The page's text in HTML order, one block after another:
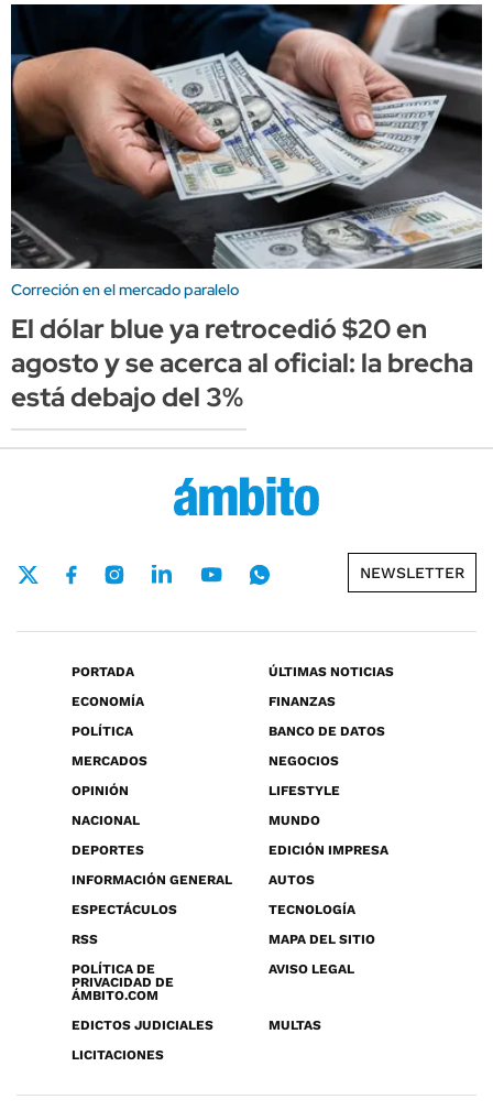
Correción en el mercado paralelo
El dólar blue ya retrocedió $20 en
agosto y se acerca al oficial: la brecha
está debajo del 3%
NEWSLETTER
PORTADA
ÚLTIMAS NOTICIAS
ECONOMÍA
FINANZAS
POLÍTICA
BANCO DE DATOS
MERCADOS
NEGOCIOS
OPINIÓN
LIFESTYLE
NACIONAL
MUNDO
DEPORTES
EDICIÓN IMPRESA
INFORMACIÓN GENERAL
AUTOS
ESPECTÁCULOS
TECNOLOGÍA
RSS
MAPA DEL SITIO
POLÍTICA DE
PRIVACIDAD DE
ÁMBITO.COM
AVISO LEGAL
EDICTOS JUDICIALES
MULTAS
LICITACIONES